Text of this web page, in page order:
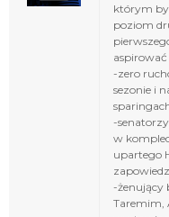
którym by
poziom
aspirować
-zero
sezonie i
-
w
upartego
-żenujący
Taremim,